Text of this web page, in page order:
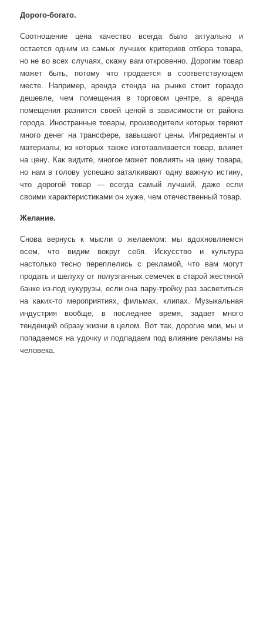
Дорого-богато.
Соотношение цена качество всегда было актуально и
остается одним из самых лучших критериев отбора товара,
но не во всех случаях, скажу вам откровенно. Дорогим товар
может быть, потому что продается в соответствующем
месте. Например, аренда стенда на рынке стоит гораздо
дешевле, чем помещения в торговом центре, а аренда
помещения разнится своей ценой в зависимости от района
города. Иностранные товары, производители которых теряют
много денег на трансфере, завышают цены. Ингредиенты и
материалы, из которых также изготавливается товар, влияет
на цену. Как видите, многое может повлиять на цену товара,
но нам в голову успешно заталкивают одну важную истину,
что дорогой товар — всегда самый лучший, даже если
своими характеристиками он хуже, чем отечественный товар.
Желание.
Снова вернусь к мысли о желаемом: мы вдохновляемся
всем, что видим вокруг себя. Искусство и культура
настолько тесно переплелись с рекламой, что вам могут
продать и шелуху от полузганных семечек в старой жестяной
банке из-под кукурузы, если она пару-тройку раз засветиться
на каких-то мероприятиях, фильмах, клипах. Музыкальная
индустрия вообще, в последнее время, задает много
тенденций образу жизни в целом. Вот так, дорогие мои, мы и
попадаемся на удочку и подпадаем под влияние рекламы на
человека.